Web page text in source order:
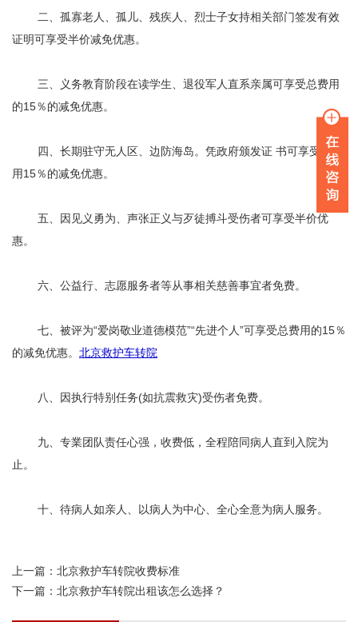
二、孤寡老人、孤儿、残疾人、烈士子女持相关部门签发有效
证明可享受半价减免优惠。
三、义务教育阶段在读学生、退役军人直系亲属可享受总费用
的15％的减免优惠。
四、长期驻守无人区、边防海岛。凭政府颁发证 书可享受总费
用15％的减免优惠。
五、因见义勇为、声张正义与歹徒搏斗受伤者可享受半价优
惠。
六、公益行、志愿服务者等从事相关慈善事宜者免费。
七、被评为“爱岗敬业道德模范”“先进个人”可享受总费用的15％
的减免优惠。 北京救护车转院
八、因执行特别任务(如抗震救灾)受伤者免费。
九、专業团队责任心强，收费低，全程陪同病人直到入院为
止。
十、待病人如亲人、以病人为中心、全心全意为病人服务。
上一篇： 北京救护车转院收费标准
下一篇： 北京救护车转院出租该怎么选择？